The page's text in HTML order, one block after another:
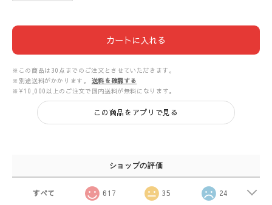
カートに入れる
※この商品は30点までのご注文とさせていただきます。
※別途送料がかかります。
送料を確認する
※¥10,000以上のご注文で国内送料が無料になります。
この商品をアプリで見る
ショップの評価
すべて 617 35 24